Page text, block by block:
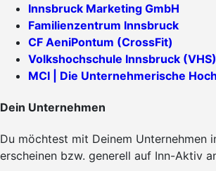
Innsbruck Marketing GmbH
Familienzentrum Innsbruck
CF AeniPontum (CrossFit)
Volkshochschule Innsbruck (VHS)
MCI | Die Unternehmerische
Dein Unternehmen
Du möchtest mit Deinem Unternehmen
erscheinen bzw. generell auf Inn-Aktiv